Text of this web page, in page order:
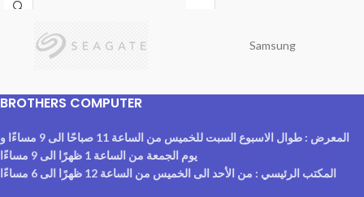
Samsung
BROTHERS COMPUTER
المعرض : طوال الاسبوع السبت للخميس من الساعة 11 صباحًا الى 9 مساءًا و
يوم الجمعة من الساعة 1 ظهرًا الى 9 مساءًا
المكتب الرئيسي : من الأحد الى الخميس من الساعة 12 ظهرًا الى 6 مساءًا